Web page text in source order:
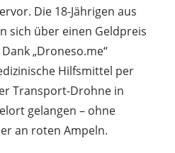
Die 18-Jährigen aus
sich über einen Geldpreis
„Droneso.me“
Hilfsmittel per
Transport-Drohne in
gelangen – ohne
an roten Ampeln.